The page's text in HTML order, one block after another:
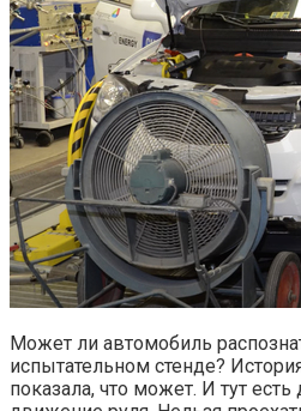
Может ли автомобиль
испытательном стенде?
показала, что может. И тут